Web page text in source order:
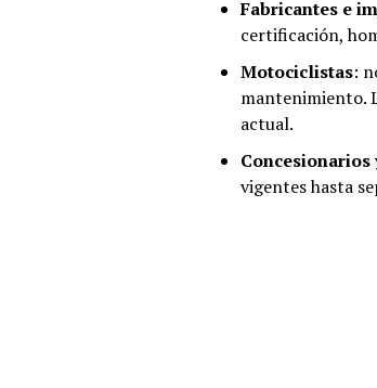
Fabricantes e
certificación,
Motociclistas:
mantenimiento.
actual.
vigentes hasta